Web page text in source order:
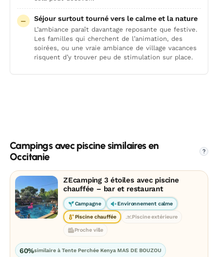
Séjour surtout tourné vers le calme et la nature
L’ambiance paraît davantage reposante que festive.
Les familles qui cherchent de l’animation, des
soirées, ou une vraie ambiance de village vacances
risquent d’y trouver peu de stimulation sur place.
Campings avec piscine similaires en
Occitanie
?
ZEcamping 3 étoiles avec piscine
chauffée – bar et restaurant
Campagne Environnement calme
Piscine chauffée Piscine extérieure
Proche ville
60%similaire à Tente Perchée Kenya MAS DE BOUZOU